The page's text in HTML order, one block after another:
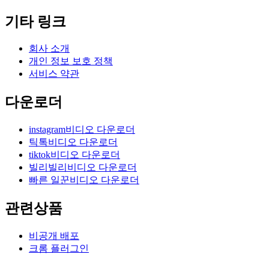
기타 링크
회사 소개
개인 정보 보호 정책
서비스 약관
다운로더
instagram비디오 다운로더
틱톡비디오 다운로더
tiktok비디오 다운로더
빌리빌리비디오 다운로더
빠른 일꾼비디오 다운로더
관련상품
비공개 배포
크롬 플러그인